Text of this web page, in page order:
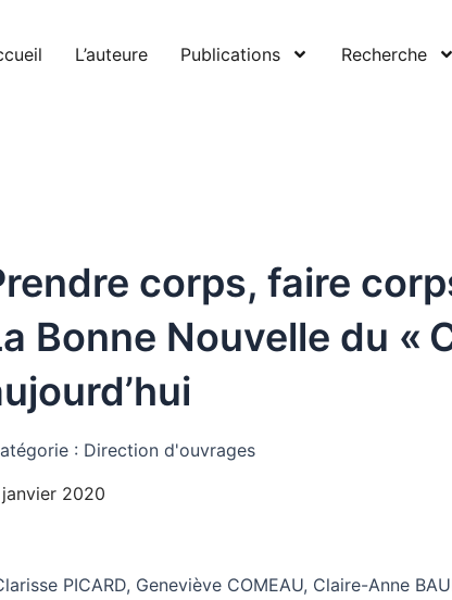
L’auteure Publications Recherche
corps, faire
Bonne Nouvelle du «
: Direction d'ouvrages
janvier 2020
PICARD, Geneviève COMEAU, Claire-Anne